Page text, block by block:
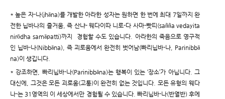
* 높은 자-나(jhāna)를 개발한 아라한 성자는 원하면 한 번에 최대 7일까지 완
전한 닙바나의 즐거움, 즉 산냐- 웨다이따 니로-다 사마-빳띠(sañña vedayita
nirōdha samāpatti)까지 경험할 수도 있습니다. 아라한의 죽음으로 영구적
인 닙바-나(Nibbāna), 즉 괴로움에서 완전히 벗어남(빠리닙바-나, Parinibbā
na)이 생깁니다.
* 강조하면, 빠리닙바-나(Parinibbāna)는 행복이 있는 ‘장소’가 아닙니다. 그
대신에, 그것은 모든 괴로움(고통)이 완전히 없는 것입니다. 모든 유형의 웨다
나-는 31영역의 이 세상에서만 경험될 수 있습니다. 빠리닙바-나(반열반) 후에